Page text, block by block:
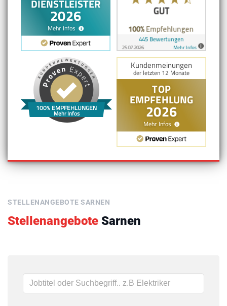
100% EMPFEHLUNGEN
Mehr Infos
STELLENANGEBOTE SARNEN
Stellenangebote Sarnen
Schlüsselwörter